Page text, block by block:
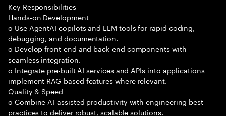
Key Responsibilities
Hands-on Development
o Use AgentAI copilots and LLM tools for rapid coding,
debugging, and documentation.
o Develop front-end and back-end components with
seamless integration.
o Integrate pre-built AI services and APIs into applications
implement RAG-based features where relevant.
Quality & Speed
o Combine AI-assisted productivity with engineering best
practices to deliver robust, scalable solutions.